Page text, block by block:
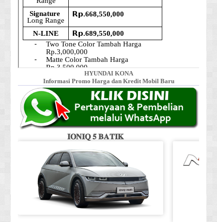
HYUNDAI KONA
Informasi Promo Harga dan Kredit Mobil Baru
𝐈𝐎𝐍𝐈𝐐 𝟓 𝐁𝐀𝐓𝐈𝐊